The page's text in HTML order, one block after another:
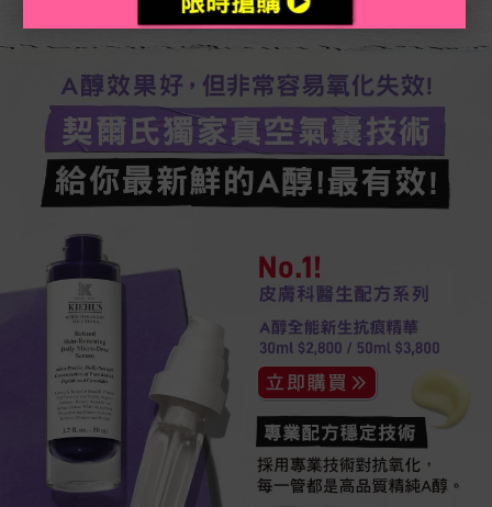
使用耐受性，降低肌膚初次使用A醇的刺激感。
A醇效果好，但非常容易氧化失效!​​
契爾氏獨家真空氣囊技術
給你最新鮮的A醇!最有效!​​
No.1!
皮膚科醫生配方系列
A醇全能新生抗痕精華
30ml $2,700 / 50ml $3,550
專業配方穩定技術​​
採用專業技術對抗氧化，
每一管都是高品質精純A醇。